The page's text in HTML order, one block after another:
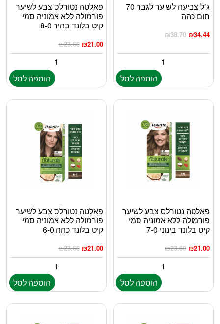
ג’ל צביעה לשיער לגבר 70
חום כהה
₪38.70 ₪34.44
הוספה לסל
פאלטה נטורלס צבע לשיער
פורמולה ללא אמוניה סמי
קיט בלונד בהיר 8-0
₪23.60 ₪21.00
הוספה לסל
פאלטה נטורלס צבע לשיער
פורמולה ללא אמוניה סמי
קיט בלונד בינוני 7-0
₪23.60 ₪21.00
הוספה לסל
פאלטה נטורלס צבע לשיער
פורמולה ללא אמוניה סמי
קיט בלונד כהה 6-0
₪23.60 ₪21.00
הוספה לסל